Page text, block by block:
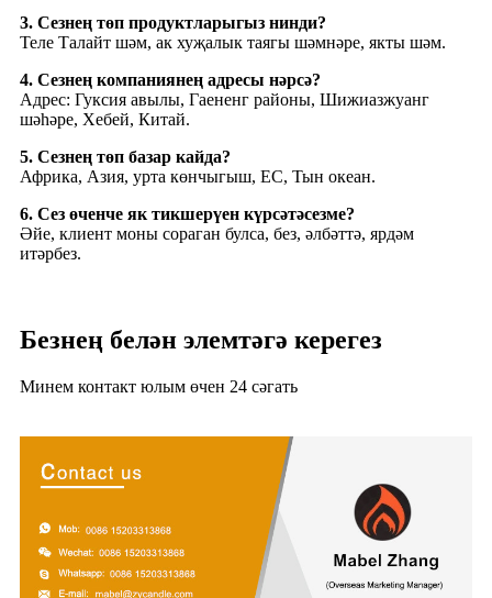
3. Сезнең төп продуктларыгыз нинди?
Теле Талайт шәм, ак хуҗалык таягы шәмнәре, якты шәм.
4. Сезнең компаниянең адресы нәрсә?
Адрес: Гуксия авылы, Гаененг районы, Шижиазжуанг
шәһәре, Хебей, Китай.
5. Сезнең төп базар кайда?
Африка, Азия, урта көнчыгыш, ЕС, Тын океан.
6. Сез өченче як тикшерүен күрсәтәсезме?
Әйе, клиент моны сораган булса, без, әлбәттә, ярдәм
итәрбез.
Безнең белән элемтәгә керегез
Минем контакт юлым өчен 24 сәгать